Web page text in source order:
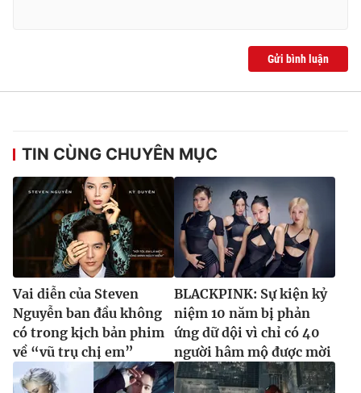
Gửi bình luận
TIN CÙNG CHUYÊN MỤC
Vai diễn của Steven
Nguyễn ban đầu không
có trong kịch bản phim
về “vũ trụ chị em”
BLACKPINK: Sự kiện kỷ
niệm 10 năm bị phản
ứng dữ dội vì chỉ có 40
người hâm mộ được mời